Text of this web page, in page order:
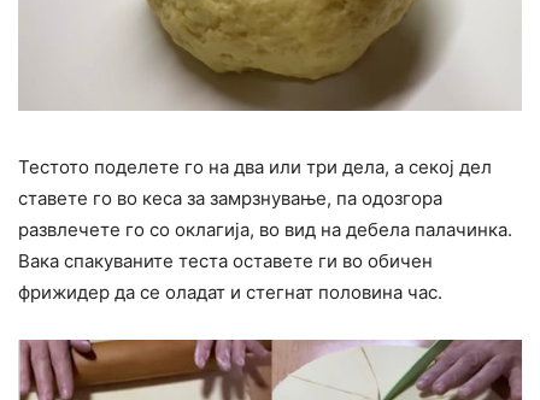
Тестото поделете го на два или три дела, а секој дел
ставете го во кеса за замрзнување, па одозгора
развлечете го со оклагија, во вид на дебела палачинка.
Вака спакуваните теста оставете ги во обичен
фрижидер да се оладат и стегнат половина час.